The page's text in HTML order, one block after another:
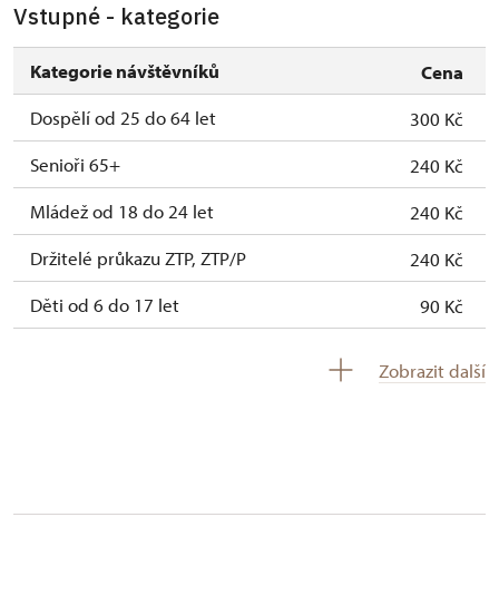
Vstupné - kategorie
Kategorie návštěvníků
Cena
Dospělí od 25 do 64 let
300 Kč
Senioři 65+
240 Kč
Mládež od 18 do 24 let
240 Kč
Držitelé průkazu ZTP, ZTP/P
240 Kč
Děti od 6 do 17 let
90 Kč
Průvodce organizované skupiny (1 osoba
zdarma
Zobrazit další